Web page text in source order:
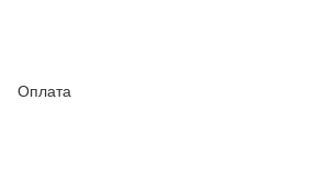
Оплата